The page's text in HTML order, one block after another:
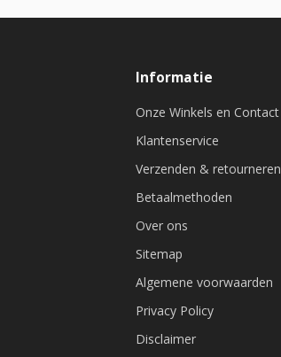
Informatie
Onze Winkels en Contact
Klantenservice
Verzenden & retourneren
Betaalmethoden
Over ons
Sitemap
Algemene voorwaarden
Privacy Policy
Disclaimer